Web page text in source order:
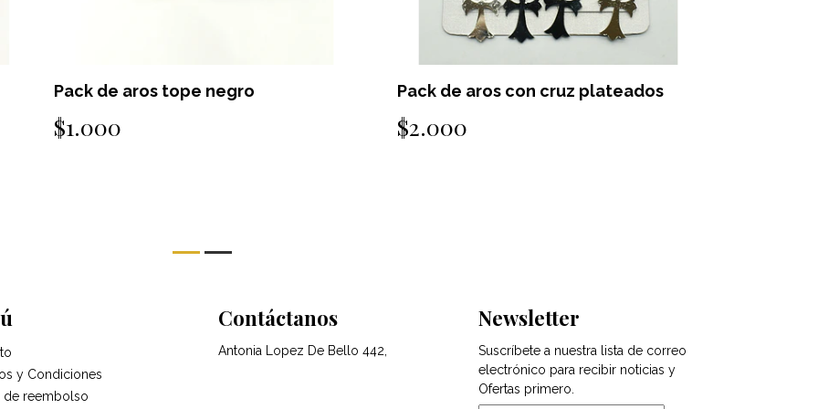
Pack de aros tope negro
$1.000
Pack de aros con cruz plateados
$2.000
y Condiciones
de reembolso
Contáctanos
Antonia Lopez De Bello 442,
Newsletter
Suscríbete a nuestra lista de correo
electrónico para recibir noticias y
Ofertas primero.